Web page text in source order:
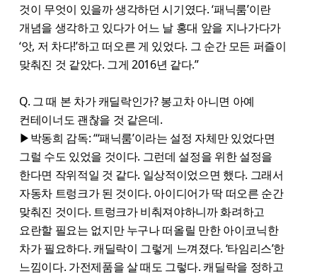
것이 무엇이 있을까 생각하던 시기였다. ‘패닉룸’이란
개념을 생각하고 있다가 어느 날 홍대 앞을 지나가다가
‘앗, 저 차다!’하고 떠오른 게 있었다. 그 순간 모든 퍼즐이
맞춰진 것 같았다. 그게 2016년 같다.”
Q. 그 때 본 차가 캐딜락인가? 봉고차 아니면 아예
컨테이너도 괜찮을 것 같은데.
▶박동희 감독: “‘패닉룸’이라는 설정 자체만 있었다면
그럴 수도 있었을 것이다. 그런데 설정을 위한 설정을
한다면 작위적일 것 같다. 일상적이었으면 했다. 그래서
자동차 트렁크가 된 것이다. 아이디어가 딱 떠오른 순간
맞춰진 것이다. 트렁크가 비춰져야하니까 화려하고
요란할 필요는 없지만 누구나 떠올릴 만한 아이코닉한
차가 필요하다. 캐딜락이 그렇게 느껴졌다. ‘타임리스’한
느낌이다. 가전제품을 살 때도 그렇다. 캐딜락을 정하고